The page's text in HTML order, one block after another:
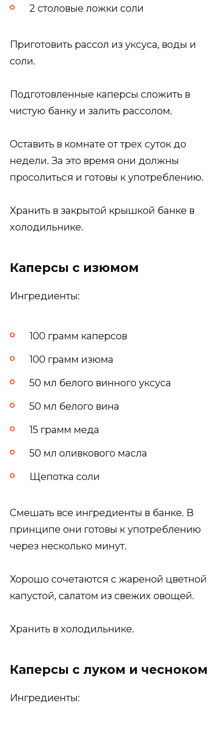
2 столовые ложки соли
Приготовить рассол из уксуса, воды и
соли.
Подготовленные каперсы сложить в
чистую банку и залить рассолом.
Оставить в комнате от трех суток до
недели. За это время они должны
просолиться и готовы к употреблению.
Хранить в закрытой крышкой банке в
холодильнике.
Каперсы с изюмом
Ингредиенты:
100 грамм каперсов
100 грамм изюма
50 мл белого винного уксуса
50 мл белого вина
15 грамм меда
50 мл оливкового масла
Щепотка соли
Смешать все ингредиенты в банке. В
принципе они готовы к употреблению
через несколько минут.
Хорошо сочетаются с жареной цветной
капустой, салатом из свежих овощей.
Хранить в холодильнике.
Каперсы с луком и чесноком
Ингредиенты: